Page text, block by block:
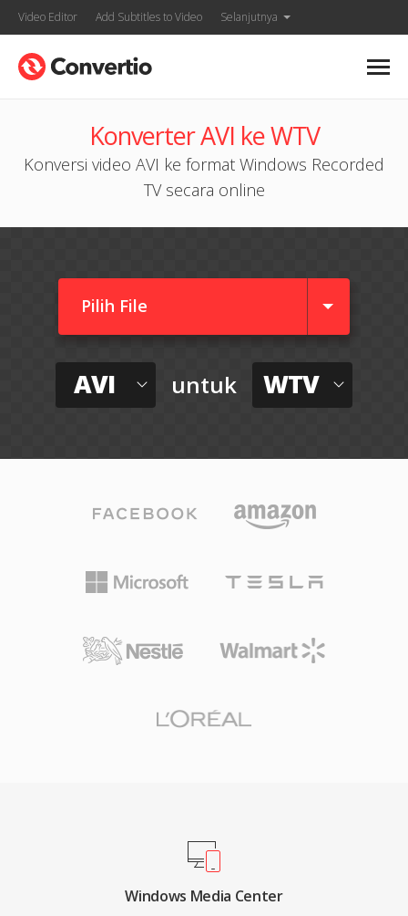
Video Editor Add Subtitles to Video Selanjutnya
Konverter AVI ke WTV
Konversi video AVI ke format Windows Recorded
TV secara online
Pilih File
AVI untuk WTV
Windows Media Center